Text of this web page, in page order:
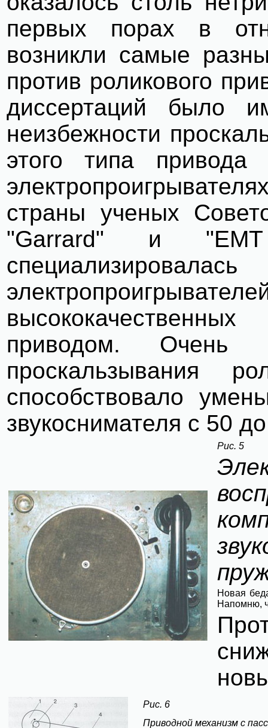
первых порах в
возникли самые
против роликового
диссертаций было
неизбежности
этого типа привода
страны ученых
"Garrard" и
приводом. Очень
проскальзывания
способствовало
звукоснимателя с 50
Рис. 5
Новая
Напомню,
Рис. 6
Приводной механизм с